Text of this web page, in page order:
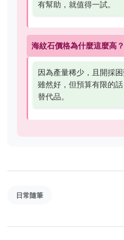
有幫助，就值得一試。
海紋石價格為什麼這麼高？
因為產量稀少，且開採
雖然好，但預算有限的
替代品。
日常隨筆